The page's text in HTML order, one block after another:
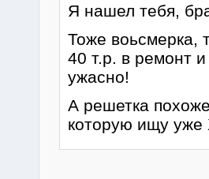
Я нашел тебя,
Тоже воьсмерка,
40 т.р. в ремонт
ужасно!
А решетка
которую ищу уже